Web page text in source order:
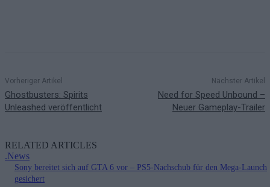
Vorheriger Artikel
Ghostbusters: Spirits
Unleashed veröffentlicht
Nächster Artikel
Need for Speed Unbound –
Neuer Gameplay-Trailer
RELATED ARTICLES
.News
Sony bereitet sich auf GTA 6 vor – PS5-Nachschub für den Mega-Launch
gesichert